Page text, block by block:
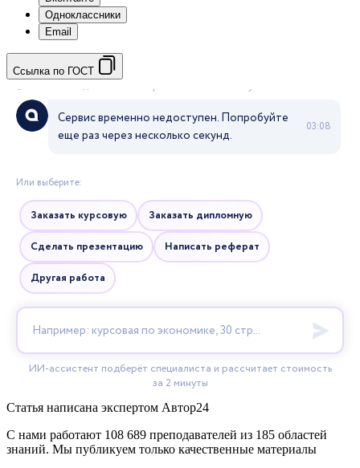
Одноклассники
Email
Ссылка по ГОСТ
Статья написана экспертом Автор24
С нами работают 108 689 преподавателей из 185 областей
знаний. Мы публикуем только качественные материалы